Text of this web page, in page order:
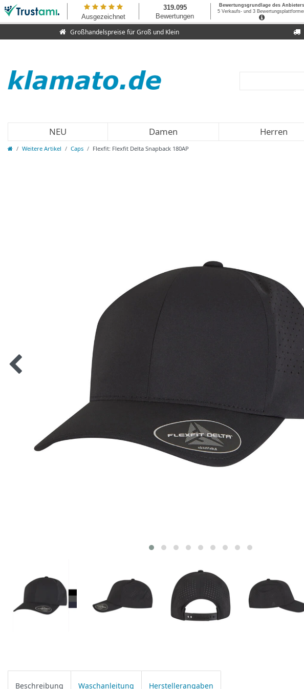
Großhandelspreise für Groß und Klein
NEU Damen Herren
Weitere Artikel Caps Flexfit: Flexfit Delta Snapback 180AP
Beschreibung Waschanleitung Herstellerangaben